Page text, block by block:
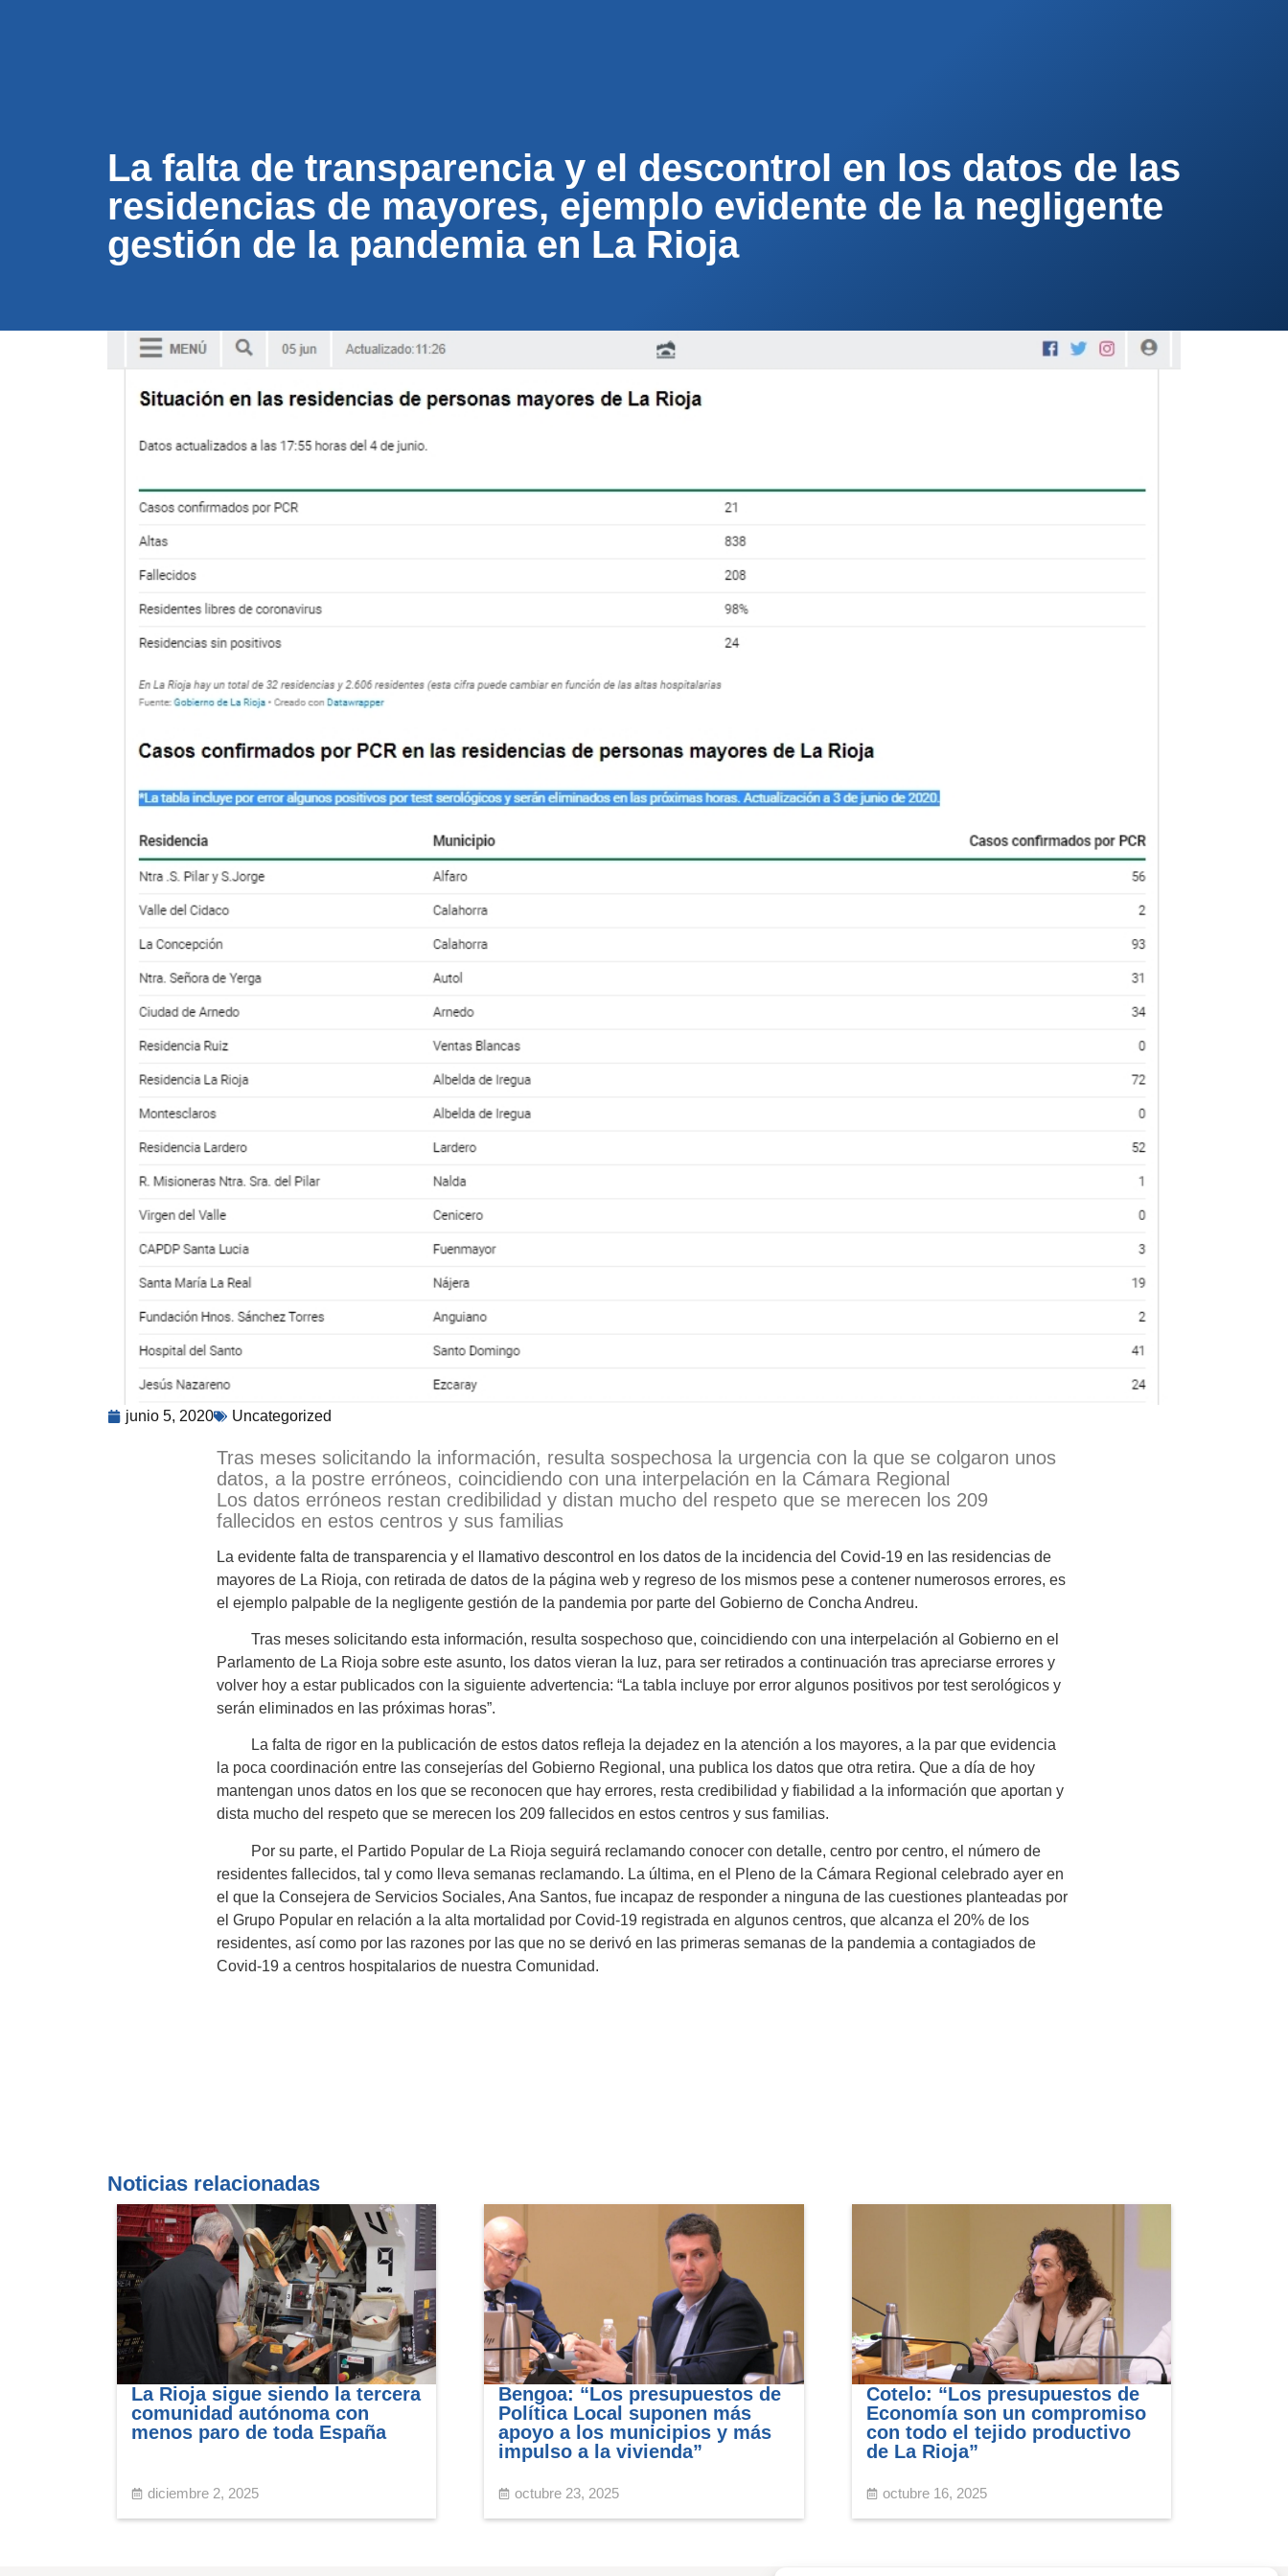
La falta de transparencia y el descontrol en los datos de las
residencias de mayores, ejemplo evidente de la negligente
gestión de la pandemia en La Rioja
junio 5, 2020 Uncategorized
Tras meses solicitando la información, resulta sospechosa la urgencia con la que se colgaron unos
datos, a la postre erróneos, coincidiendo con una interpelación en la Cámara Regional
Los datos erróneos restan credibilidad y distan mucho del respeto que se merecen los 209
fallecidos en estos centros y sus familias
La evidente falta de transparencia y el llamativo descontrol en los datos de la incidencia del Covid-19 en las residencias de
mayores de La Rioja, con retirada de datos de la página web y regreso de los mismos pese a contener numerosos errores, es
el ejemplo palpable de la negligente gestión de la pandemia por parte del Gobierno de Concha Andreu.
Tras meses solicitando esta información, resulta sospechoso que, coincidiendo con una interpelación al Gobierno en el
Parlamento de La Rioja sobre este asunto, los datos vieran la luz, para ser retirados a continuación tras apreciarse errores y
volver hoy a estar publicados con la siguiente advertencia: “La tabla incluye por error algunos positivos por test serológicos y
serán eliminados en las próximas horas”.
La falta de rigor en la publicación de estos datos refleja la dejadez en la atención a los mayores, a la par que evidencia
la poca coordinación entre las consejerías del Gobierno Regional, una publica los datos que otra retira. Que a día de hoy
mantengan unos datos en los que se reconocen que hay errores, resta credibilidad y fiabilidad a la información que aportan y
dista mucho del respeto que se merecen los 209 fallecidos en estos centros y sus familias.
Por su parte, el Partido Popular de La Rioja seguirá reclamando conocer con detalle, centro por centro, el número de
residentes fallecidos, tal y como lleva semanas reclamando. La última, en el Pleno de la Cámara Regional celebrado ayer en
el que la Consejera de Servicios Sociales, Ana Santos, fue incapaz de responder a ninguna de las cuestiones planteadas por
el Grupo Popular en relación a la alta mortalidad por Covid-19 registrada en algunos centros, que alcanza el 20% de los
residentes, así como por las razones por las que no se derivó en las primeras semanas de la pandemia a contagiados de
Covid-19 a centros hospitalarios de nuestra Comunidad.
Noticias relacionadas
La Rioja sigue siendo la tercera
comunidad autónoma con
menos paro de toda España
diciembre 2, 2025
Bengoa: “Los presupuestos de
Política Local suponen más
apoyo a los municipios y más
impulso a la vivienda”
octubre 23, 2025
Cotelo: “Los presupuestos de
Economía son un compromiso
con todo el tejido productivo
de La Rioja”
octubre 16, 2025